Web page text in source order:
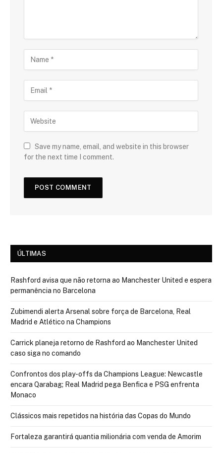
Save my name, email, and website in this browser
for the next time I comment.
ÚLTIMAS
Rashford avisa que não retorna ao Manchester United e espera
permanência no Barcelona
Zubimendi alerta Arsenal sobre força de Barcelona, Real
Madrid e Atlético na Champions
Carrick planeja retorno de Rashford ao Manchester United
caso siga no comando
Confrontos dos play-offs da Champions League: Newcastle
encara Qarabag; Real Madrid pega Benfica e PSG enfrenta
Monaco
Clássicos mais repetidos na história das Copas do Mundo
Fortaleza garantirá quantia milionária com venda de Amorim